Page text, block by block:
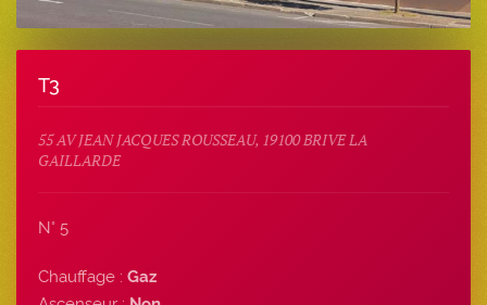
T3
55 AV JEAN JACQUES ROUSSEAU, 19100 BRIVE LA
GAILLARDE
N° 5
Chauffage : Gaz